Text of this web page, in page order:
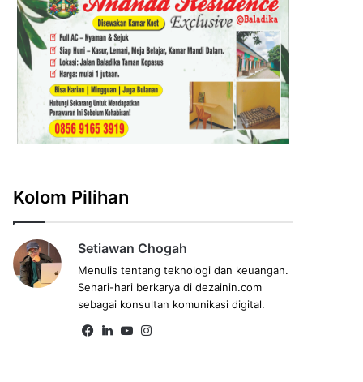
Kolom Pilihan
Setiawan Chogah
Menulis tentang teknologi dan keuangan.
Sehari-hari berkarya di dezainin.com
sebagai konsultan komunikasi digital.
Fa Lin Yo